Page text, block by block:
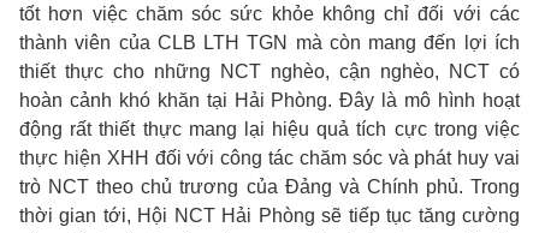
tốt hơn việc chăm sóc sức khỏe không chỉ đối với các
thành viên của CLB LTH TGN mà còn mang đến lợi ích
thiết thực cho những NCT nghèo, cận nghèo, NCT có
hoàn cảnh khó khăn tại Hải Phòng. Đây là mô hình hoạt
động rất thiết thực mang lại hiệu quả tích cực trong việc
thực hiện XHH đối với công tác chăm sóc và phát huy vai
trò NCT theo chủ trương của Đảng và Chính phủ. Trong
thời gian tới, Hội NCT Hải Phòng sẽ tiếp tục tăng cường